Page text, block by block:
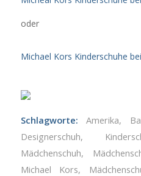
oder
Michael Kors Kinderschuhe
Schlagworte: Amerika,
Designerschuh,
Mädchenschuh,
Michael Kors,